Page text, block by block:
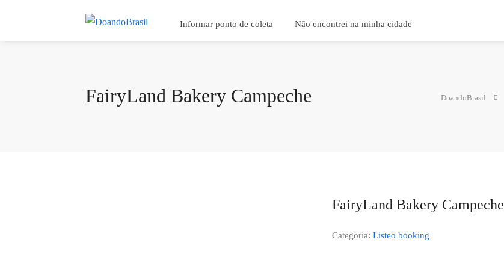
Informar ponto de coleta Não encontrei na minha cidade
FairyLand Bakery Campeche DoandoBrasil
FairyLand Bakery Campeche
Categoria: Listeo booking